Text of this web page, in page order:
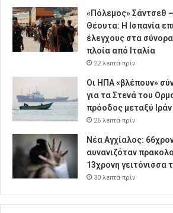
«Πόλεμος» Σάντσεθ
Θέουτα: Η Ισπανία
έλεγχους στα
πλοία από Ιταλία
22 λεπτά πρίν
Οι ΗΠΑ «βλέπουν»
για τα Στενά του
πρόοδος μεταξύ Ιράν
26 λεπτά πρίν
Νέα Αγχίαλος:
αυνανιζόταν
13χρονη γειτόνισσα
30 λεπτά πρίν